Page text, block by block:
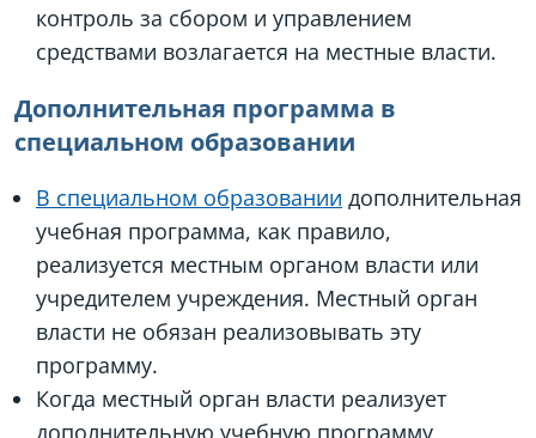
контроль за сбором и управлением
средствами возлагается на местные власти.
Дополнительная программа в
специальном образовании
В специальном образовании дополнительная
учебная программа, как правило,
реализуется местным органом власти или
учредителем учреждения. Местный орган
власти не обязан реализовывать эту
программу.
Когда местный орган власти реализует
дополнительную учебную программу,